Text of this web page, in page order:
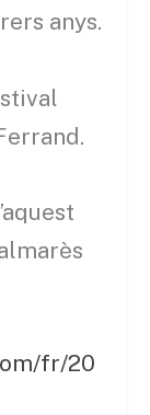
anys.
fr/20